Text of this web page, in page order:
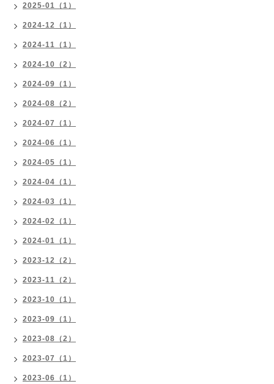
2025-01（1）
2024-12（1）
2024-11（1）
2024-10（2）
2024-09（1）
2024-08（2）
2024-07（1）
2024-06（1）
2024-05（1）
2024-04（1）
2024-03（1）
2024-02（1）
2024-01（1）
2023-12（2）
2023-11（2）
2023-10（1）
2023-09（1）
2023-08（2）
2023-07（1）
2023-06（1）